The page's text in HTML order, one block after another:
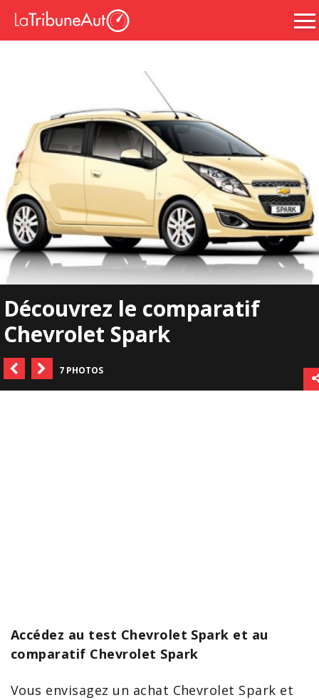
Découvrez le comparatif
Chevrolet Spark
7 PHOTOS
Accédez au test Chevrolet Spark et au
comparatif Chevrolet Spark
Vous envisagez un achat Chevrolet Spark et